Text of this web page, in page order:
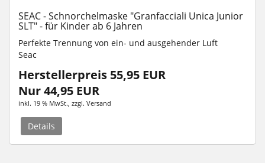
SEAC - Schnorchelmaske "Granfacciali Unica Junior
SLT" - für Kinder ab 6 Jahren
Perfekte Trennung von ein- und ausgehender Luft
Seac
Herstellerpreis 55,95 EUR
Nur 44,95 EUR
inkl. 19 % MwSt. , zzgl. Versand
Details